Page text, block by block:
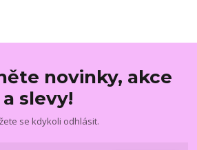
novinky, akce
a slevy!
se kdykoli odhlásit.